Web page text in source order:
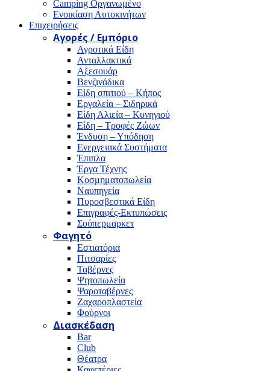
Camping Οργανωμένο
Ενοικίαση Αυτοκινήτων
Επιχειρήσεις
Αγορές / Εμπόριο
Αγροτικά Είδη
Ανταλλακτικά
Αξεσουάρ
Βενζινάδικα
Είδη σπιτιού – Κήπος
Εργαλεία – Σιδηρικά
Είδη Αλιεία – Κυνηγιού
Είδη – Τροφές Ζώων
Ένδυση – Υπόδηση
Ενεργειακά Συστήματα
Έπιπλα
Έργα Τέχνης
Κοσμηματοπωλεία
Ναυπηγεία
Πυροσβεστικά Είδη
Επιγραφές-Εκτυπώσεις
Σούπερμαρκετ
Φαγητό
Εστιατόρια
Πιτσαρίες
Ταβέρνες
Ψητοπωλεία
Ψαροταβέρνες
Ζαχαροπλαστεία
Φούρνοι
Διασκέδαση
Bar
Club
Θέατρα